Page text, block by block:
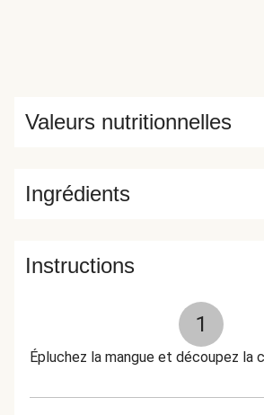
Ingrédients
Valeurs nutritionnelles
Instructions
1
Épluchez la mangue et découpez la